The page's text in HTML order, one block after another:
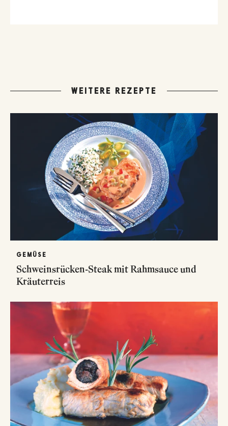
WEITERE REZEPTE
GEMÜSE
Schweinsrücken-Steak mit Rahmsauce und
Kräuterreis